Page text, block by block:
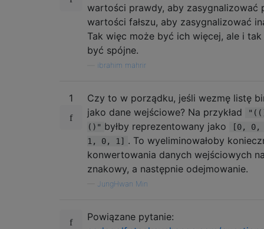
wartości prawdy, aby zasygnalizować
wartości fałszu, aby zasygnalizować
Tak więc może być ich więcej, ale i
być spójne.
ibrahim mahrir
1
Czy to w porządku, jeśli wezmę listę
jako dane wejściowe? Na przykład
()" byłby reprezentowany jako
[0, 0,
1, 0, 1]
. To wyeliminowałoby
konwertowania danych wejściowych
znakowy, a następnie odejmowanie.
JungHwan Min
Powiązane pytanie: